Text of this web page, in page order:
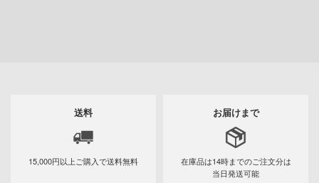
送料
15,000円以上ご購入で送料無料
お届けまで
在庫品は14時までのご注文分は
当日発送可能